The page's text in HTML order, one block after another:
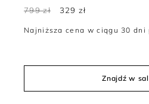
799 zł 329 zł
Najniższa cena w ciągu 30 dni
Znajdź w